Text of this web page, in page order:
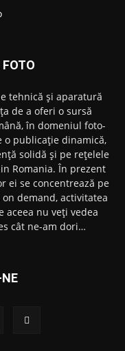
FOTO
tehnică și aparatură
de a oferi o sursă
în domeniul foto-
o publicație dinamică,
solidă și pe rețelele
Romania. În prezent
ei se concentrează pe
demand, activitatea
aceea nu veți vedea
cât ne-am dori…